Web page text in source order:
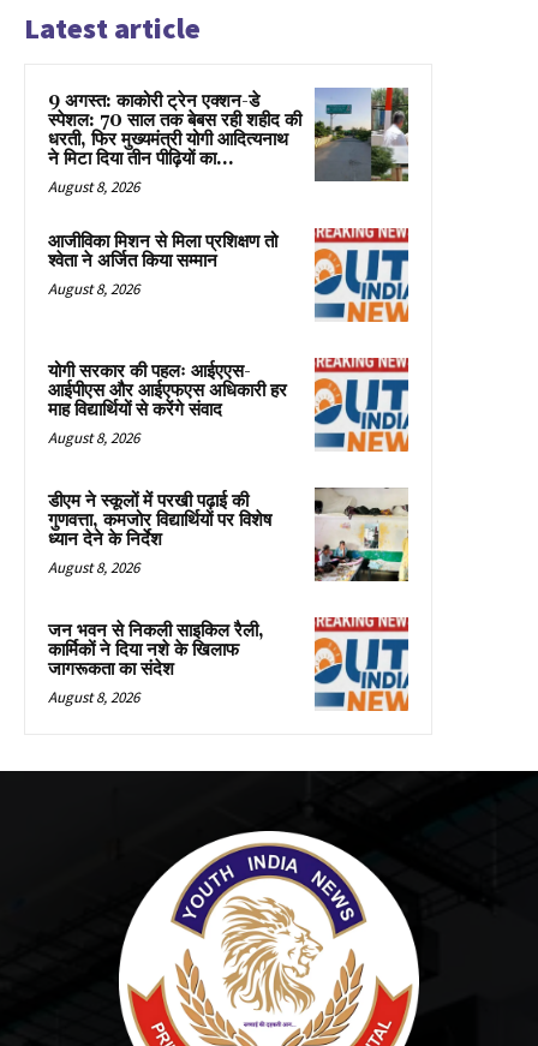
Latest article
9 अगस्त: काकोरी ट्रेन एक्शन-डे
स्पेशल: 70 साल तक बेबस रही शहीद की
धरती, फिर मुख्यमंत्री योगी आदित्यनाथ
ने मिटा दिया तीन पीढ़ियों का...
August 8, 2026
आजीविका मिशन से मिला प्रशिक्षण तो
श्वेता ने अर्जित किया सम्मान
August 8, 2026
योगी सरकार की पहलः आईएएस-
आईपीएस और आईएफएस अधिकारी हर
माह विद्यार्थियों से करेंगे संवाद
August 8, 2026
डीएम ने स्कूलों में परखी पढ़ाई की
गुणवत्ता, कमजोर विद्यार्थियों पर विशेष
ध्यान देने के निर्देश
August 8, 2026
जन भवन से निकली साइकिल रैली,
कार्मिकों ने दिया नशे के खिलाफ
जागरूकता का संदेश
August 8, 2026